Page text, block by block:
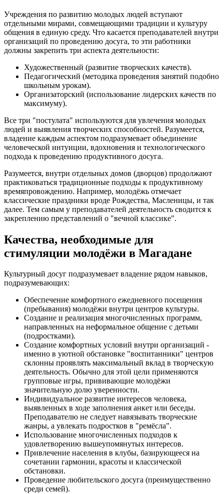
Учреждения по развитию молодых людей вступают
отдельными мирами, совмещающими традиции и культуру
общения в единую среду. Что касается преподавателей внутри
организаций по проведению досуга, то эти работники
должны закрепить три аспекта деятельности:
Художественный (развитие творческих качеств).
Педагогический (методика проведения занятий подобно
школьным урокам).
Организаторский (использование лидерских качеств по
максимуму).
Все три "постулата" используются для увлечения молодых
людей и выявления творческих способностей. Разумеется,
владение каждым аспектом подразумевает объединение
человеческой интуиции, вдохновения и технологического
подхода к проведению продуктивного досуга.
Разумеется, внутри отдельных домов (дворцов) продолжают
практиковаться традиционные подходы к продуктивному
времяпровождению. Например, молодёжь отмечает
классические праздники вроде Рождества, Масленицы, и так
далее. Тем самым у преподавателей деятельность сводится к
закреплению представлений о "вечной классике".
Качества, необходимые для
стимуляции молодёжи в Магадане
Культурный досуг подразумевает владение рядом навыков,
подразумевающих:
Обеспечение комфортного ежедневного посещения
(пребывания) молодёжи внутри центров культуры.
Создание и реализация многочисленных программ,
направленных на неформальное общение с детьми
(подростками).
Создание комфортных условий внутри организаций -
именно в уютной обстановке "воспитанники" центров
склонны проявлять максимальный вклад в творческую
деятельность. Обычно для этой цели применяются
групповые игры, прививающие молодёжи
значительную долю уверенности.
Индивидуальное развитие интересов человека,
выявленных в ходе заполнения анкет или беседы.
Преподавателю не следует навязывать творческие
жанры, а увлекать подростков в "ремёсла".
Использование многочисленных подходов к
удовлетворению вышеупомянутых интересов.
Привлечение населения в клубы, базирующееся на
сочетании гармонии, красоты и классической
обстановки.
Проведение любительского досуга (преимущественно
среди семей).